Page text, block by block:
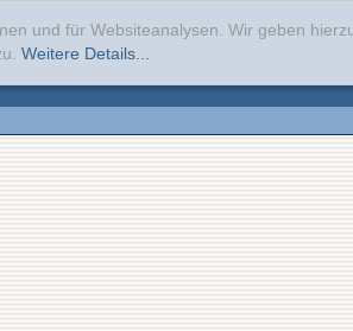
und für Websiteanalysen. Wir geben
Weitere Details...